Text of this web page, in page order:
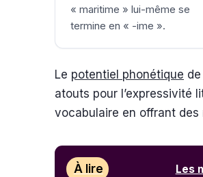
« maritime » lui-même se
termine en « -ime ».
Le potentiel phonétique
atouts pour l’expressivité
vocabulaire en offrant
À lire Les